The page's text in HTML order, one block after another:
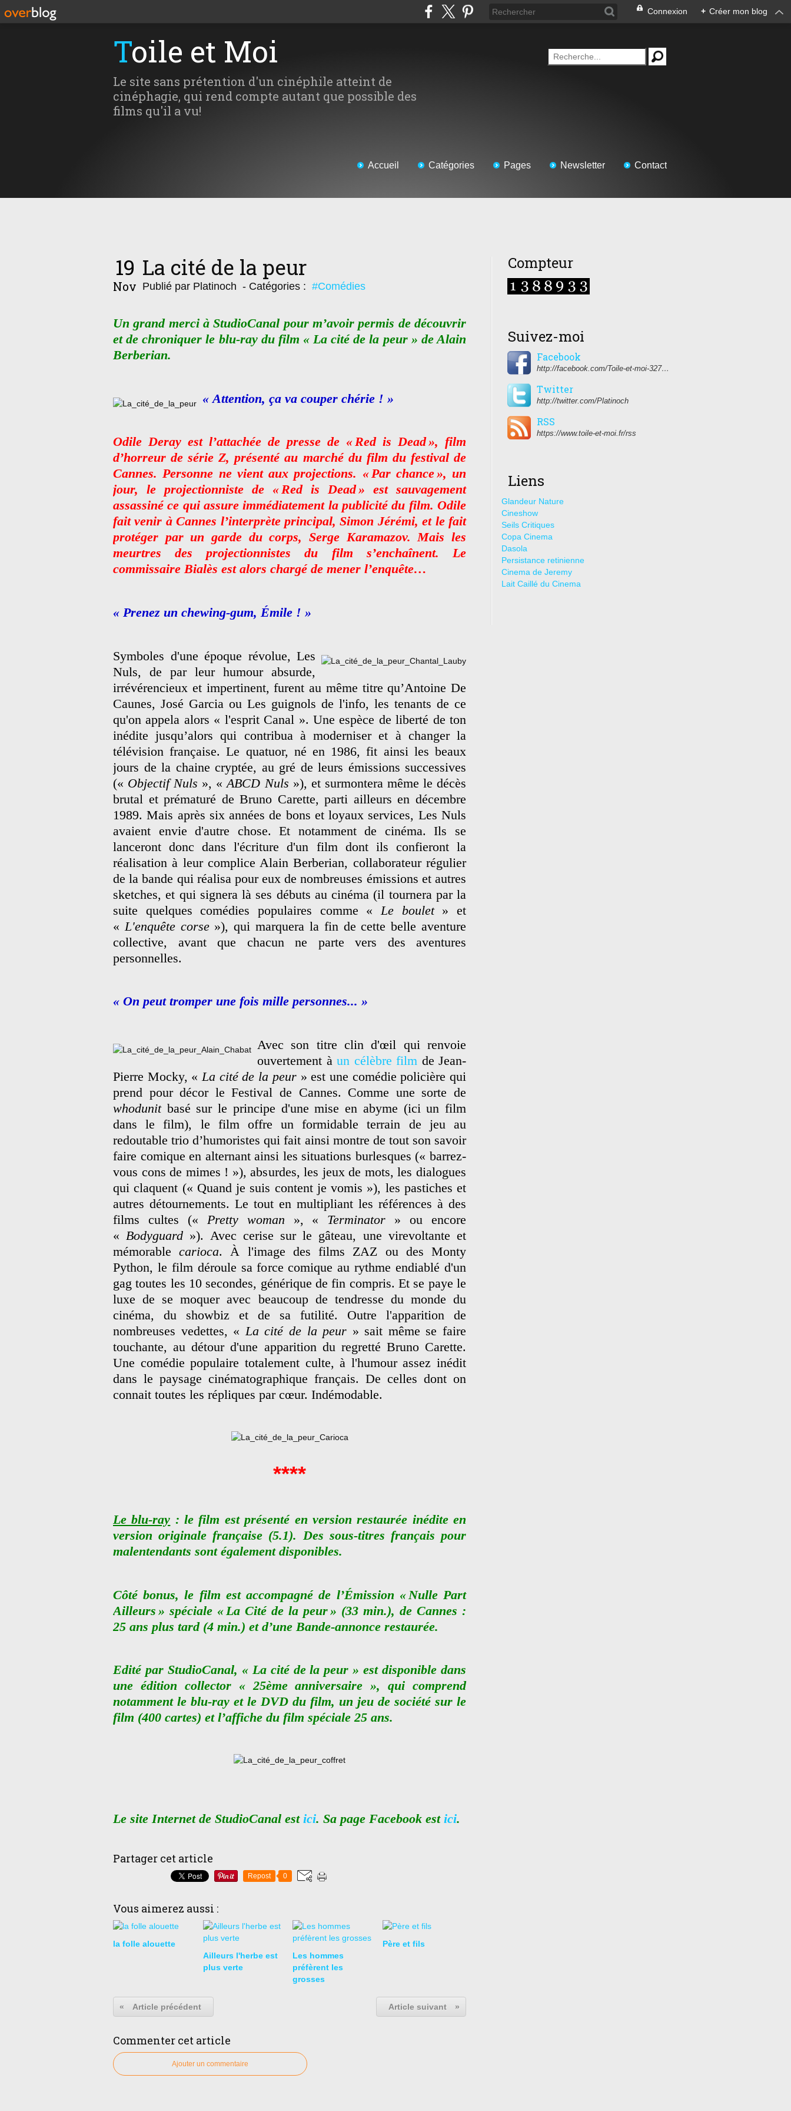
Connexion + Créer mon blog
Toile et Moi
Le site sans prétention d'un cinéphile atteint de
cinéphagie, qui rend compte autant que possible des
films qu'il a vu!
Accueil Catégories Pages Newsletter Contact
19
Nov
La cité de la peur
Publié par Platinoch - Catégories : #Comédies
Un grand merci à StudioCanal pour m’avoir permis de découvrir
et de chroniquer le blu-ray du film « La cité de la peur » de Alain
Berberian.
« Attention, ça va couper chérie ! »
Odile Deray est l’attachée de presse de « Red is Dead », film
d’horreur de série Z, présenté au marché du film du festival de
Cannes. Personne ne vient aux projections. « Par chance », un
jour, le projectionniste de « Red is Dead » est sauvagement
assassiné ce qui assure immédiatement la publicité du film. Odile
fait venir à Cannes l’interprète principal, Simon Jérémi, et le fait
protéger par un garde du corps, Serge Karamazov. Mais les
meurtres des projectionnistes du film s’enchaînent. Le
commissaire Bialès est alors chargé de mener l’enquête…
« Prenez un chewing-gum, Émile ! »
Symboles d'une époque révolue, Les
Nuls, de par leur humour absurde,
irrévérencieux et impertinent, furent au même titre qu’Antoine De
Caunes, José Garcia ou Les guignols de l'info, les tenants de ce
qu'on appela alors « l'esprit Canal ». Une espèce de liberté de ton
inédite jusqu’alors qui contribua à moderniser et à changer la
télévision française. Le quatuor, né en 1986, fit ainsi les beaux
jours de la chaine cryptée, au gré de leurs émissions successives
(« Objectif Nuls », «ABCD Nuls »), et surmontera même le décès
brutal et prématuré de Bruno Carette, parti ailleurs en décembre
1989. Mais après six années de bons et loyaux services, Les Nuls
avaient envie d'autre chose. Et notamment de cinéma. Ils se
lanceront donc dans l'écriture d'un film dont ils confieront la
réalisation à leur complice Alain Berberian, collaborateur régulier
de la bande qui réalisa pour eux de nombreuses émissions et autres
sketches, et qui signera là ses débuts au cinéma (il tournera par la
suite quelques comédies populaires comme « Le boulet» et
« L'enquête corse»), qui marquera la fin de cette belle aventure
collective, avant que chacun ne parte vers des aventures
personnelles.
« On peut tromper une fois mille personnes... »
Avec son titre clin d'œil qui renvoie
ouvertement à un célèbre film de Jean-
Pierre Mocky, « La cité de la peur» est une comédie policière qui
prend pour décor le Festival de Cannes. Comme une sorte de
whodunitbasé sur le principe d'une mise en abyme (ici un film
dans le film), le film offre un formidable terrain de jeu au
redoutable trio d’humoristes qui fait ainsi montre de tout son savoir
faire comique en alternant ainsi les situations burlesques (« barrez-
vous cons de mimes ! »), absurdes, les jeux de mots, les dialogues
qui claquent (« Quand je suis content je vomis »), les pastiches et
autres détournements. Le tout en multipliant les références à des
films cultes (« Pretty woman », « Terminator » ou encore
« Bodyguard »). Avec cerise sur le gâteau, une virevoltante et
mémorablecarioca. À l'image des films ZAZ ou des Monty
Python, le film déroule sa force comique au rythme endiablé d'un
gag toutes les 10 secondes, générique de fin compris. Et se paye le
luxe de se moquer avec beaucoup de tendresse du monde du
cinéma, du showbiz et de sa futilité. Outre l'apparition de
nombreuses vedettes, « La cité de la peur » sait même se faire
touchante, au détour d'une apparition du regretté Bruno Carette.
Une comédie populaire totalement culte, à l'humour assez inédit
dans le paysage cinématographique français. De celles dont on
connait toutes les répliques par cœur. Indémodable.
****
Le blu-ray : le film est présenté en version restaurée inédite en
version originale française (5.1). Des sous-titres français pour
malentendants sont également disponibles.
Côté bonus, le film est accompagné de l’Émission « Nulle Part
Ailleurs » spéciale « La Cité de la peur » (33 min.), de Cannes :
25 ans plus tard (4 min.) et d’une Bande-annonce restaurée.
Edité par StudioCanal, « La cité de la peur » est disponible dans
une édition collector « 25ème anniversaire », qui comprend
notamment le blu-ray et le DVD du film, un jeu de société sur le
film (400 cartes) et l’affiche du film spéciale 25 ans.
Le site Internet de StudioCanal est ici. Sa page Facebook est ici.
Partager cet article
Repost 0
Vous aimerez aussi :
la folle alouette
Ailleurs l'herbe est
plus verte
Les hommes
préfèrent les
grosses
Père et fils
« Article précédent Article suivant »
Commenter cet article
Ajouter un commentaire
Compteur
Suivez-moi
Facebook
http://facebook.com/Toile-et-moi-327459350627274/
Twitter
http://twitter.com/Platinoch
RSS
https://www.toile-et-moi.fr/rss
Liens
Glandeur Nature
Cineshow
Seils Critiques
Copa Cinema
Dasola
Persistance retinienne
Cinema de Jeremy
Lait Caillé du Cinema